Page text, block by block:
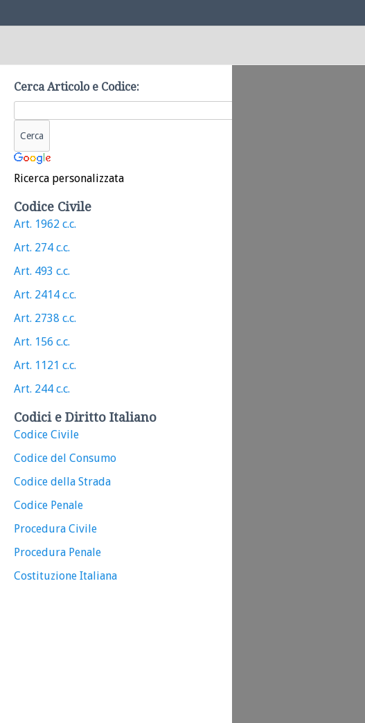
Cerca Articolo e Codice:
Ricerca personalizzata
Codice Civile
Art. 1962 c.c.
Art. 274 c.c.
Art. 493 c.c.
Art. 2414 c.c.
Art. 2738 c.c.
Art. 156 c.c.
Art. 1121 c.c.
Art. 244 c.c.
Codici e Diritto Italiano
Codice Civile
Codice del Consumo
Codice della Strada
Codice Penale
Procedura Civile
Procedura Penale
Costituzione Italiana